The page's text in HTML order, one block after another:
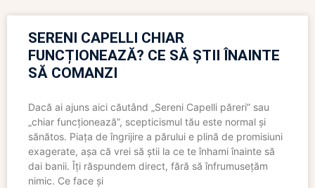
SERENI CAPELLI CHIAR
FUNCȚIONEAZĂ? CE SĂ ȘTII ÎNAINTE
SĂ COMANZI
Dacă ai ajuns aici căutând „Sereni Capelli păreri” sau
„chiar funcționează”, scepticismul tău este normal și
sănătos. Piața de îngrijire a părului e plină de promisiuni
exagerate, așa că vrei să știi la ce te înhami înainte să
dai banii. Îți răspundem direct, fără să înfrumusețăm
nimic. Ce face și